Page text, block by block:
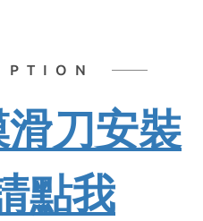
刀安裝
點我